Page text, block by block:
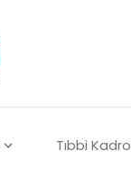
Tıbbi Kadro